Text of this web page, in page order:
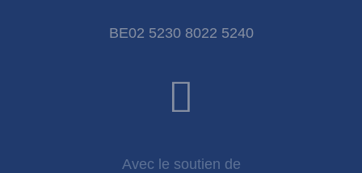
BE02 5230 8022 5240
Avec le soutien de